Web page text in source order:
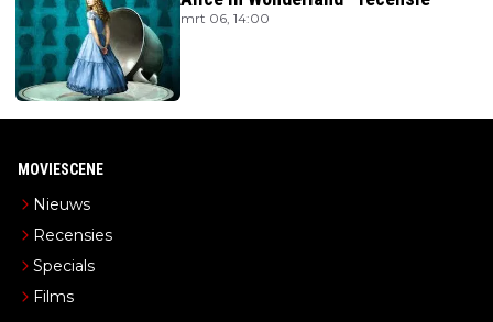
mrt 06, 14:00
MOVIESCENE
Nieuws
Recensies
Specials
Films